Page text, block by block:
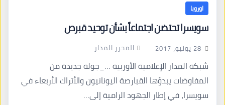
اوروبا
سويسرا تحتضن اجتماعاً بشأن توحيد قبرص
28 يونيو، 2017 المحرر المدار
شبكة المدار الإعلامية الأوربية …_جولة جديدة من
المفاوضات يبدؤها القبارصة اليونانيون والأتراك الأربعاء في
سويسرا، في إطار الجهود الرامية إلى…